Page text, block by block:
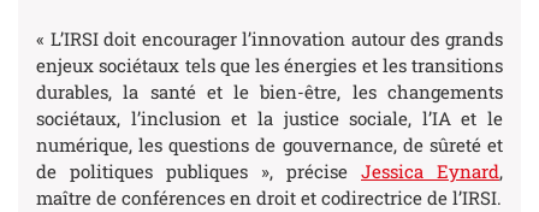
« L’IRSI doit encourager l’innovation autour des grands
enjeux sociétaux tels que les énergies et les transitions
durables, la santé et le bien-être, les changements
sociétaux, l’inclusion et la justice sociale, l’IA et le
numérique, les questions de gouvernance, de sûreté et
de politiques publiques », précise Jessica Eynard,
maître de conférences en droit et codirectrice de l’IRSI.